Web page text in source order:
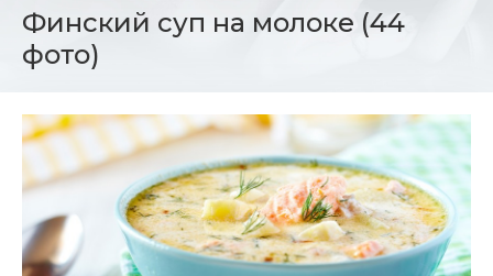
Финский суп на молоке (44
фото)